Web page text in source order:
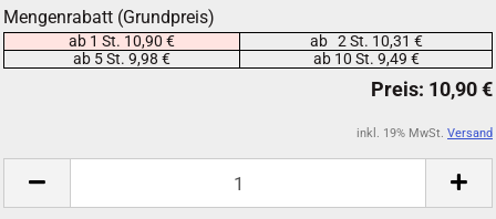
Mengenrabatt (Grundpreis)
ab 1 St. 10,90 €
ab 2 St. 10,31 €
ab 5 St. 9,98 €
ab 10 St. 9,49 €
inkl. 19% MwSt. Versand